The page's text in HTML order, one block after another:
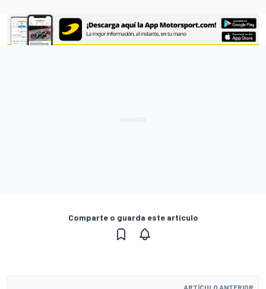
Comparte o guarda este artículo